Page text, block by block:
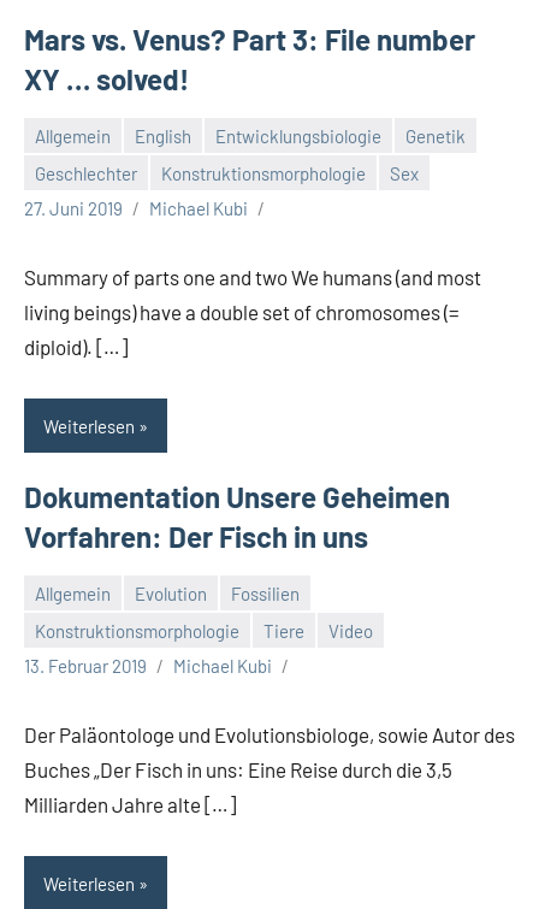
Mars vs. Venus? Part 3: File number
XY … solved!
Allgemein English Entwicklungsbiologie
Genetik
Geschlechter
Konstruktionsmorphologie
Sex
27. Juni 2019
Michael Kubi
Summary of parts one and two We humans (and most
living beings) have a double set of chromosomes (=
diploid). […]
Weiterlesen
Dokumentation Unsere Geheimen
Vorfahren: Der Fisch in uns
Allgemein Evolution
Fossilien
Konstruktionsmorphologie
Tiere
Video
13. Februar 2019
Michael Kubi
Der Paläontologe und Evolutionsbiologe, sowie Autor des
Buches „Der Fisch in uns: Eine Reise durch die 3,5
Milliarden Jahre alte […]
Weiterlesen